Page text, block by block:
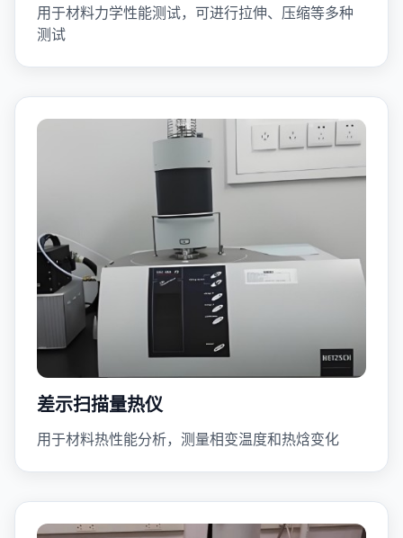
用于材料力学性能测试，可进行拉伸、压缩等多种
测试
差示扫描量热仪
用于材料热性能分析，测量相变温度和热焓变化